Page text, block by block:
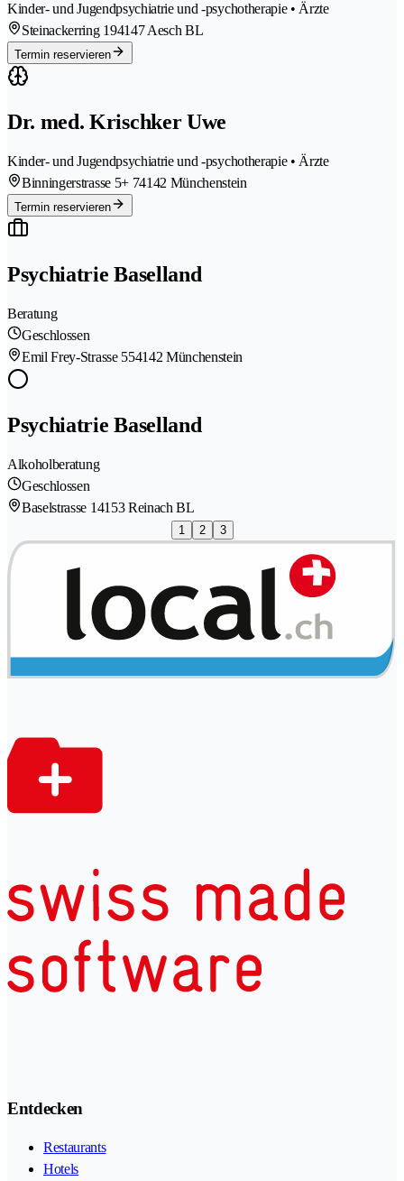
Kinder- und Jugendpsychiatrie und -psychotherapie • Ärzte
Steinackerring 194147 Aesch BL
Termin reservieren
Dr. med. Krischker Uwe
Kinder- und Jugendpsychiatrie und -psychotherapie • Ärzte
Binningerstrasse 5+ 74142 Münchenstein
Termin reservieren
Psychiatrie Baselland
Beratung
Geschlossen
Emil Frey-Strasse 554142 Münchenstein
Psychiatrie Baselland
Alkoholberatung
Geschlossen
Baselstrasse 14153 Reinach BL
1 2 3
Entdecken
Restaurants
Hotels